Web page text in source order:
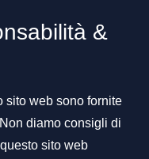
&
sito web sono fornite
diamo consigli di
sito web